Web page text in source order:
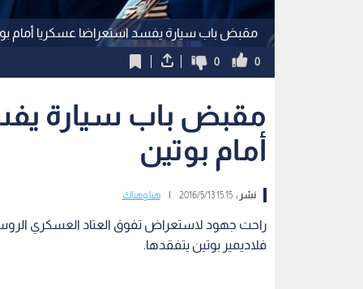
مقبض باب سيارة يفسد استعراضا عسكريا أمام
0
0
مقبض باب سيارة
أمام بوتين
نشر :15:15 2016/5/13 هنا وهناك
راحت جهود لاستعراض تفوق العتاد العسكري
فلاديمير بوتين يتفقدها.